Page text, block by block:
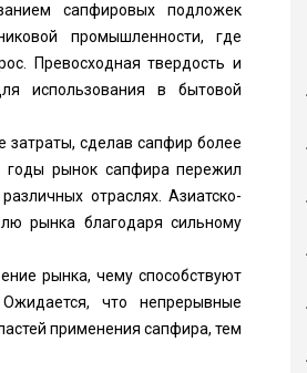
сапфировых подложек
промышленности, где
Превосходная твердость и
использования в бытовой
затраты, сделав сапфир более
годы рынок сапфира пережил
отраслях. Азиатско-
рынка благодаря сильному
рынка, чему способствуют
что непрерывные
применения сапфира, тем